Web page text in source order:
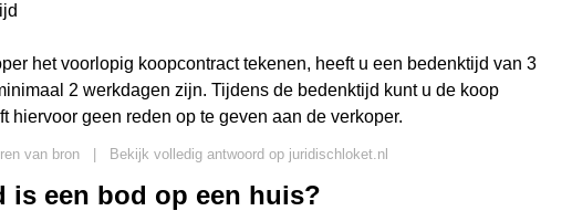
het voorlopig koopcontract tekenen, heeft u een bedenktijd van 3
2 werkdagen zijn. Tijdens de bedenktijd kunt u de koop
hiervoor geen reden op te geven aan de verkoper.
van bron Bekijk volledig antwoord op juridischloket.nl
is een bod op een huis?